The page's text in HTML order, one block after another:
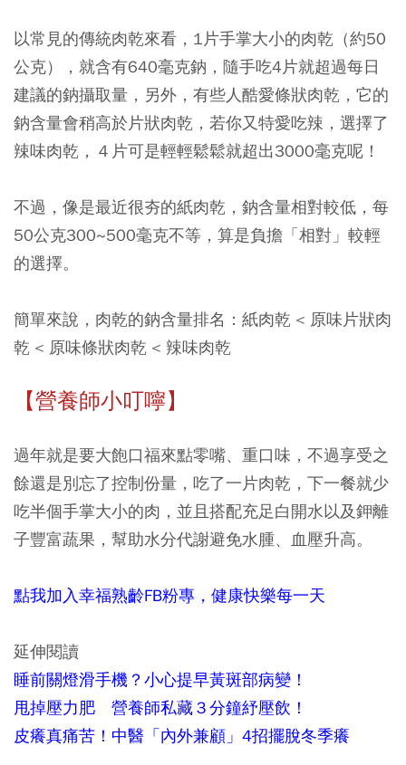
以常見的傳統肉乾來看，1片手掌大小的肉乾（約50
公克），就含有640毫克鈉，隨手吃4片就超過每日
建議的鈉攝取量，另外，有些人酷愛條狀肉乾，它的
鈉含量會稍高於片狀肉乾，若你又特愛吃辣，選擇了
辣味肉乾，４片可是輕輕鬆鬆就超出3000毫克呢！
不過，像是最近很夯的紙肉乾，鈉含量相對較低，每
50公克300~500毫克不等，算是負擔「相對」較輕
的選擇。
簡單來說，肉乾的鈉含量排名：紙肉乾 < 原味片狀肉
乾 < 原味條狀肉乾 < 辣味肉乾
【營養師小叮嚀】
過年就是要大飽口福來點零嘴、重口味，不過享受之
餘還是別忘了控制份量，吃了一片肉乾，下一餐就少
吃半個手掌大小的肉，並且搭配充足白開水以及鉀離
子豐富蔬果，幫助水分代謝避免水腫、血壓升高。
點我加入幸福熟齡FB粉專，健康快樂每一天
延伸閱讀
睡前關燈滑手機？小心提早黃斑部病變！
甩掉壓力肥 營養師私藏３分鐘紓壓飲！
皮癢真痛苦！中醫「內外兼顧」4招擺脫冬季癢